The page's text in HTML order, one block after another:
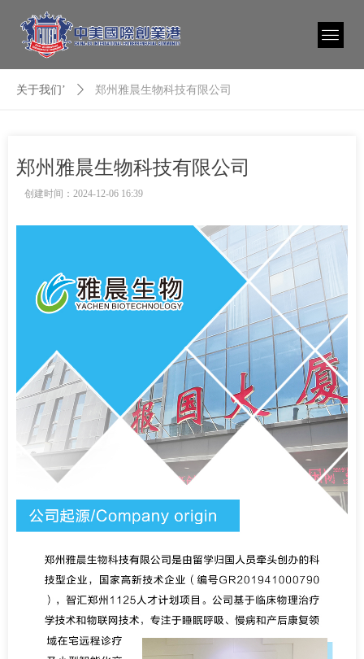
关于我们’ ꄲ 郑州雅晨生物科技有限公司
郑州雅晨生物科技有限公司
创建时间： 2024-12-06 16:39